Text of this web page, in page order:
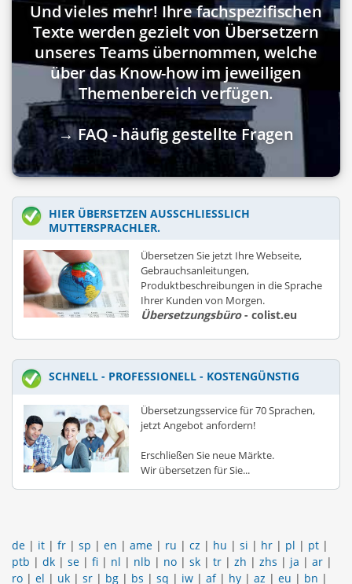
Und vieles mehr! Ihre fachspezifischen
Texte werden gezielt von Übersetzern
unseres Teams übernommen, welche
über das Know-how im jeweiligen
Themenbereich verfügen.
→ FAQ - häufig gestellte Fragen
HIER ÜBERSETZEN AUSSCHLIESSLICH M
UTTERSPRACHLER.
Übersetzen Sie jetzt Ihre Webseite,
Gebrauchsanleitungen,
Produktbeschreibungen in die Sprache
Ihrer Kunden von Morgen.
Übersetzungsbüro- colist.eu
SCHNELL - PROFESSIONELL - KOSTENGÜNSTIG
Übersetzungsservice für 70 Sprachen,
jetzt Angebot anfordern!
Erschließen Sie neue Märkte.
Wir übersetzen für Sie...
de | it | fr | sp | en | ame | ru | cz | hu | si | hr | pl | pt |
ptb | dk | se | fi | nl | nlb | no | sk | tr | zh | zhs | ja | ar |
ro | el | uk | sr | bg | bs | sq | iw | af| hy | az | eu | bn |